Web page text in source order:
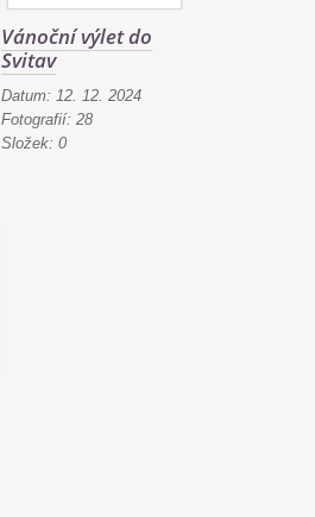
Vánoční výlet do
Svitav
Datum: 12. 12. 2024
Fotografií: 28
Složek: 0